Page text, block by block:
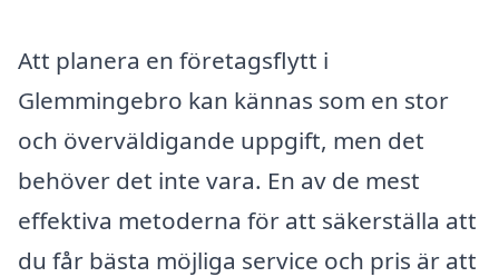
Att planera en företagsflytt i
Glemmingebro kan kännas som en stor
och överväldigande uppgift, men det
behöver det inte vara. En av de mest
effektiva metoderna för att säkerställa att
du får bästa möjliga service och pris är att